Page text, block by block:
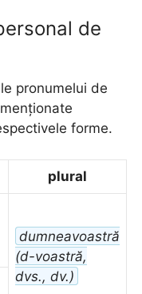
de
pronumelui de
forme.
plural
dumneavoastră
(d-voastră,
dvs., dv.)